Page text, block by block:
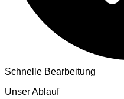
Schnelle Bearbeitung
Unser Ablauf